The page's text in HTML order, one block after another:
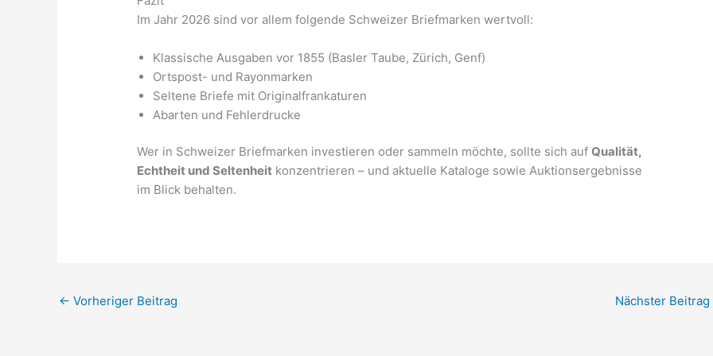
Im Jahr 2026 sind vor allem folgende Schweizer Briefmarken wertvoll:
Klassische Ausgaben vor 1855 (Basler Taube, Zürich, Genf)
Ortspost- und Rayonmarken
Seltene Briefe mit Originalfrankaturen
Abarten und Fehlerdrucke
Wer in Schweizer Briefmarken investieren oder sammeln möchte, sollte sich aufQualität,
Echtheit und Seltenheit konzentrieren – und aktuelle Kataloge sowie Auktionsergebnisse
im Blick behalten.
← Vorheriger Beitrag Nächster Beitrag